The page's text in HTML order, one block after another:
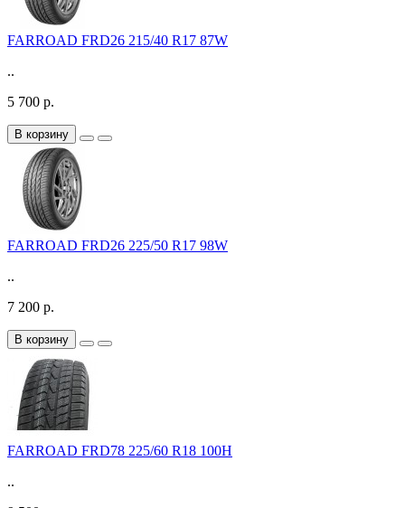
FARROAD FRD26 215/40 R17 87W
..
5 700 р.
В корзину
FARROAD FRD26 225/50 R17 98W
..
7 200 р.
В корзину
FARROAD FRD78 225/60 R18 100H
..